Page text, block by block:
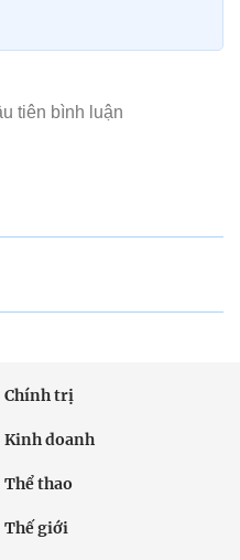
Chính trị
Kinh doanh
Thể thao
Thế giới